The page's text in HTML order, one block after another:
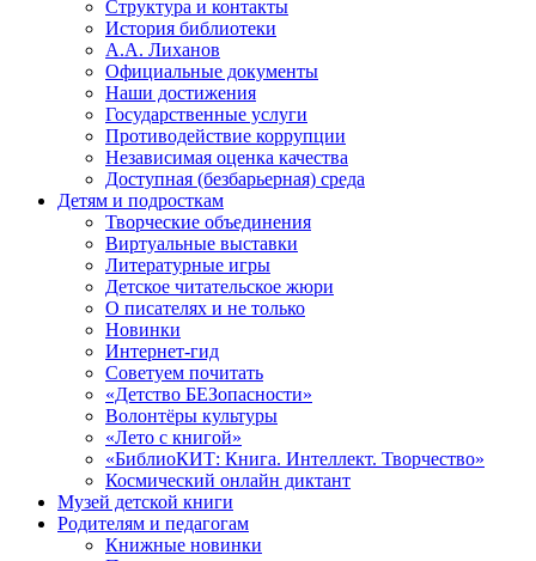
Структура и контакты
История библиотеки
А.А. Лиханов
Официальные документы
Наши достижения
Государственные услуги
Противодействие коррупции
Независимая оценка качества
Доступная (безбарьерная) среда
Детям и подросткам
Творческие объединения
Виртуальные выставки
Литературные игры
Детское читательское жюри
О писателях и не только
Новинки
Интернет-гид
Советуем почитать
«Детство БЕЗопасности»
Волонтёры культуры
«Лето с книгой»
«БиблиоКИТ: Книга. Интеллект. Творчество»
Космический онлайн диктант
Музей детской книги
Родителям и педагогам
Книжные новинки